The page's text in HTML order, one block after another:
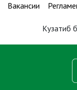
Вакансии
Кузатиб